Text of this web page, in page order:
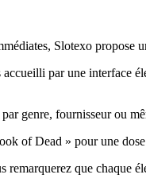
Slotexo
accueilli par une interface
genre, fournisseur ou
of Dead » pour une
remarquerez que chaque